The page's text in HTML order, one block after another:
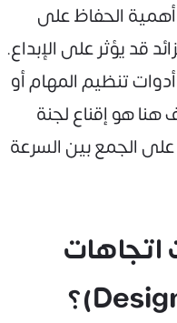
الحفاظ على
قد يؤثر على الإبداع.
تنظيم المهام أو
هنا هو إقناع لجنة
الجمع بين السرعة
اتجاهات